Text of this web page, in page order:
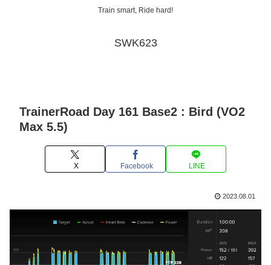
Train smart, Ride hard!
SWK623
TrainerRoad Day 161 Base2 : Bird (VO2
Max 5.5)
X Facebook LINE
2023.08.01